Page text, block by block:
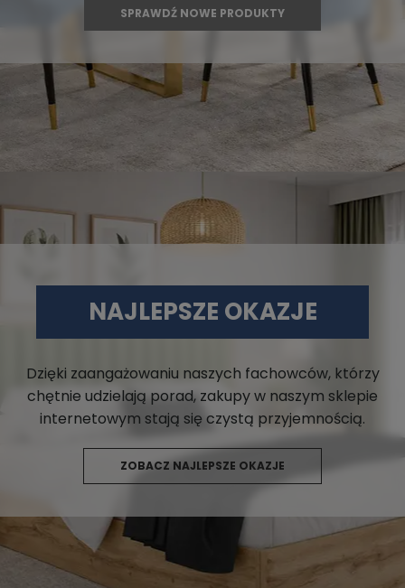
SPRAWDŹ NOWE PRODUKTY
NAJLEPSZE OKAZJE
Dzięki zaangażowaniu naszych fachowców, którzy
chętnie udzielają porad, zakupy w naszym sklepie
internetowym stają się czystą przyjemnością.
ZOBACZ NAJLEPSZE OKAZJE